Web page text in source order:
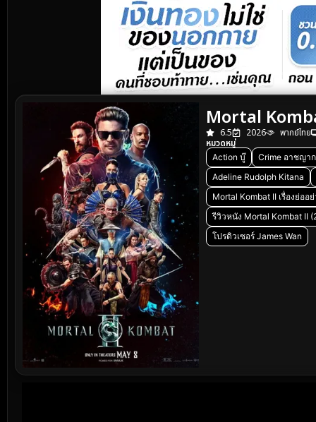
Mortal
6.5 2026
พากย์ไทย
หมวดหมู่
Action บู๊
Crime อาชญา
Adeline Rudolph Kitana
Mortal Kombat II เรื่องย่ออ
รีวิวหนัง Mortal Kombat II
โปรดิวเซอร์ James Wan